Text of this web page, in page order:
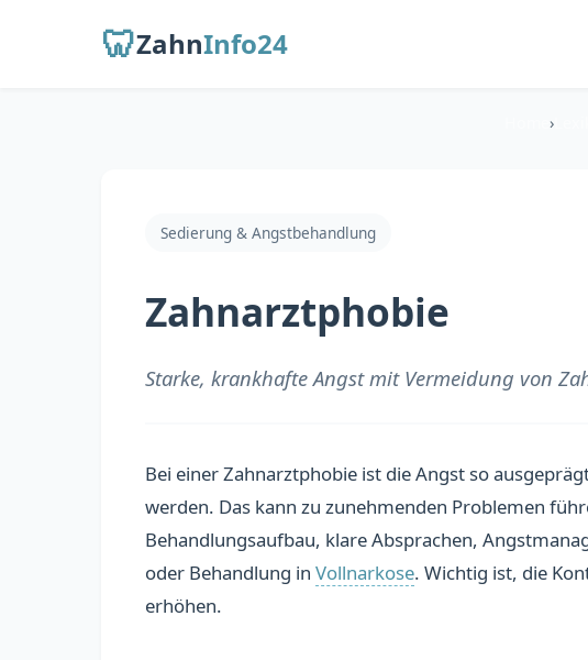
🦷ZahnInfo24
›
Sedierung & Angstbehandlung
Zahnarztphobie
Starke, krankhafte Angst mit Vermeidung von
Bei einer Zahnarztphobie ist die Angst so
werden. Das kann zu zunehmenden Problemen
Behandlungsaufbau, klare Absprachen,
oder Behandlung in Vollnarkose. Wichtig ist, die
erhöhen.